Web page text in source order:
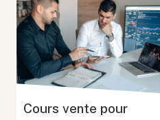
Cours vente pour